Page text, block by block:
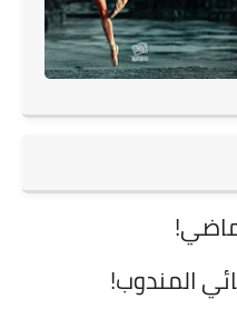
على مقام سبا
المندوب!